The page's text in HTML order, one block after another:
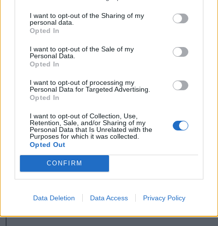
I want to opt-out of the Sharing of my
personal data.
Opted In
I want to opt-out of the Sale of my
Personal Data.
Opted In
I want to opt-out of processing my
Personal Data for Targeted Advertising.
Opted In
I want to opt-out of Collection, Use,
Retention, Sale, and/or Sharing of my
Personal Data that Is Unrelated with the
Purposes for which it was collected.
Opted Out
CONFIRM
Data Deletion Data Access Privacy Policy
Hétvégén is folytatódik a
A gól már összejött, az
(videóval)
B. Máthé Zsuzsa: Az élet
„doktoriját” végeztem el az